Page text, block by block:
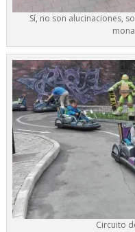
Sí, no son alucinaciones,
Circuito